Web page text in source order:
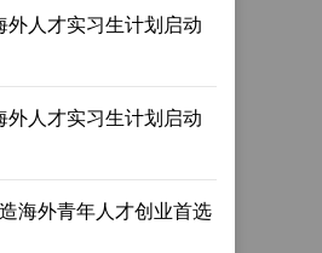
人才实习生计划启动
人才实习生计划启动
海外青年人才创业首选